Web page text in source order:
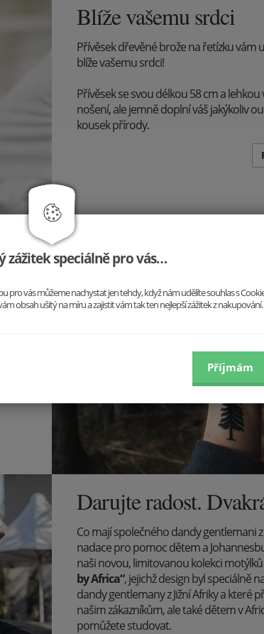
Blíže vašemu srdci
Přívěsek dřevěné brože na řetízku vám
blíže vašemu srdci!
Přívěsek se svou délkou 58 cm a
nošení, ale jemně doplní váš jakýkoliv
kousek přírody.
Darujte radost.
Co mají společného dandy gentlemani z
nadace pro pomoc dětem a
naši novou, limitovanou kolekci
by Africa“, jejichž design byl speciálně
dandy gentlemany z Jižní Afriky a které
našim zákazníkům, ale také dětem v
pomůžete studovat.
zážitek speciálně pro vás…
pro vás můžeme nachystat jen tehdy, když nám udělíte souhlas s
obsah ušitý na míru a zajistit vám tak ten nejlepší zážitek z nakupování.
Příjmám